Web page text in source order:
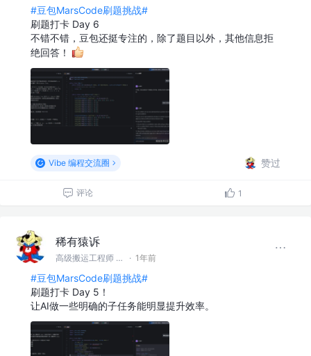
#豆包MarsCode刷题挑战#
刷题打卡 Day 6
不错不错，豆包还挺专注的，除了题目以外，其他信息拒
绝回答！
Vibe 编程交流圈 赞过
评论 1
稀有猿诉
高级搬运工程师 @稀有猿诉 · 1年前
#豆包MarsCode刷题挑战#
刷题打卡 Day 5！
让AI做一些明确的子任务能明显提升效率。